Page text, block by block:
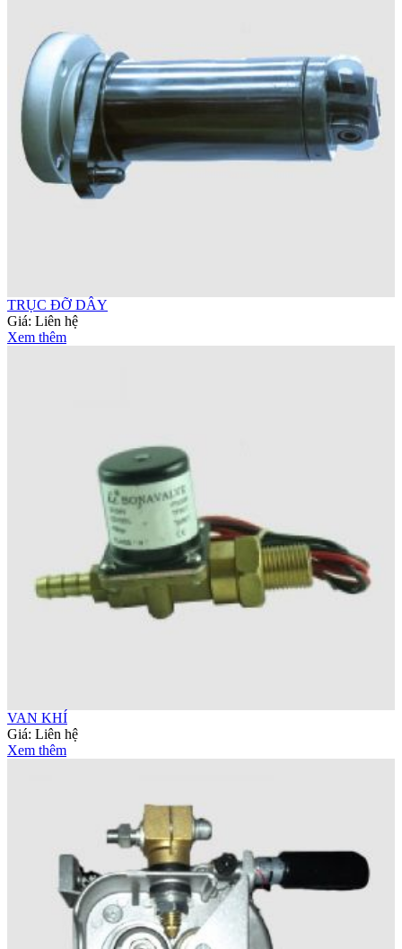
TRỤC ĐỠ DÂY
Giá: Liên hệ
Xem thêm
VAN KHÍ
Giá: Liên hệ
Xem thêm